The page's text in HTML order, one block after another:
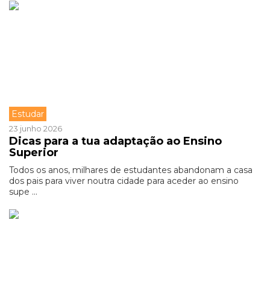
Estudar
23 junho 2026
Dicas para a tua adaptação ao Ensino
Superior
Todos os anos, milhares de estudantes abandonam a casa
dos pais para viver noutra cidade para aceder ao ensino
supe ...